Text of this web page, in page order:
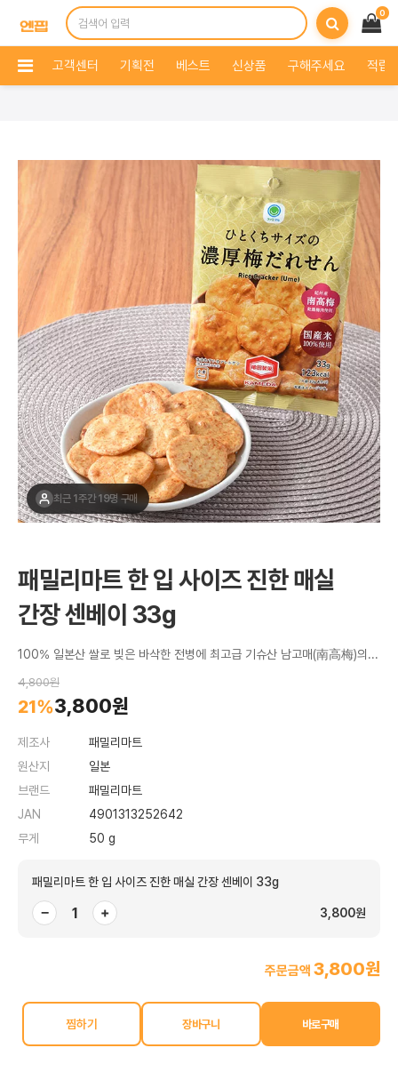
0
고객센터 기획전 베스트 신상품 구해주세요 적립
최근 1주간 19명 구매
패밀리마트 한 입 사이즈 진한 매실
간장 센베이 33g
100% 일본산 쌀로 빚은 바삭한 전병에 최고급 기슈산 남고매(南高梅)의 건조 과육을 더해 만든 센베이
4,800원
21%3,800원
제조사
패밀리마트
원산지
일본
브랜드
패밀리마트
JAN
4901313252642
무게
50 g
패밀리마트 한 입 사이즈 진한 매실 간장 센베이 33g
− + 3,800원
주문금액 3,800원
찜하기